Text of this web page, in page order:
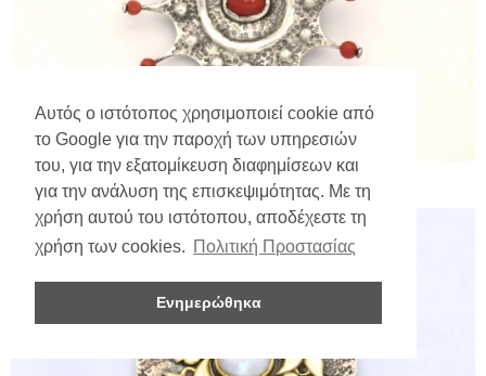
Αυτός ο ιστότοπος χρησιμοποιεί cookie από
το Google για την παροχή των υπηρεσιών
του, για την εξατομίκευση διαφημίσεων και
για την ανάλυση της επισκεψιμότητας. Με τη
χρήση αυτού του ιστότοπου, αποδέχεστε τη
χρήση των cookies. Πολιτική Προστασίας
Ενημερώθηκα